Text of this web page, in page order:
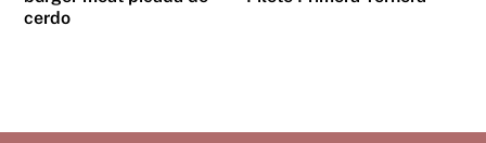
cerdo